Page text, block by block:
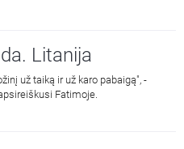
Litanija
už taiką ir už karo pabaigą", -
Fatimoje.